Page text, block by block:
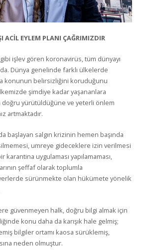
ACİL EYLEM PLANI ÇAĞRIMIZDIR
işlev gören koronavirüs, tüm dünyayı
Dünya genelinde farklı ülkelerde
konunun belirsizliğini koruduğunu
şimdiye kadar yaşananlara
doğru yürütüldüğüne ve yeterli önlem
artmaktadır.
başlayan salgın krizinin hemen başında
umreye gideceklere izin verilmesi
uygulaması yapılamaması,
şeffaf olarak toplumla
yerlerde sürünmekte olan hükümete yönelik
güvenmeyen halk, doğru bilgi almak için
konu daha da karışık hale gelmiş;
bilgiler ortamı kaosa sürüklemiş,
neden olmuştur.